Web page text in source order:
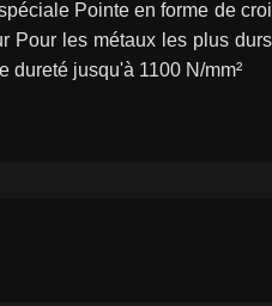
Pointe en forme de
Pour les métaux les plus
dureté jusqu'à 1100 N/mm²